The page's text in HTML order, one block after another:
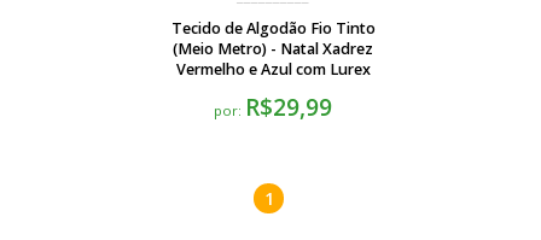
Tecido de Algodão Fio Tinto
(Meio Metro) - Natal Xadrez
Vermelho e Azul com Lurex
por: R$29,99
1